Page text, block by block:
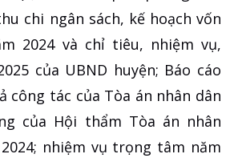
chi ngân sách, kế hoạch vốn
2024 và chỉ tiêu, nhiệm vụ,
của UBND huyện; Báo cáo
công tác của Tòa án nhân dân
của Hội thẩm Tòa án nhân
nhiệm vụ trọng tâm năm